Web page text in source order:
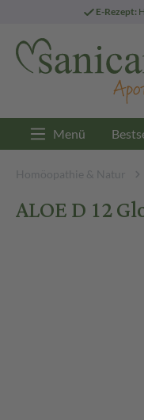
E-Rezept:
Menü
Homöopathie & Natur
ALOE D 12